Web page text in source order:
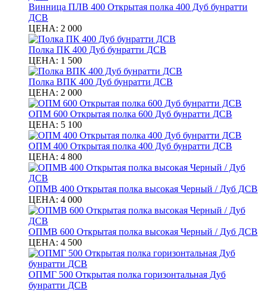
Винница ПЛВ 400 Открытая полка 400 Дуб бунратти
ДСВ
ЦЕНА: 2 000
Полка ПК 400 Дуб бунратти ДСВ
ЦЕНА: 1 500
Полка ВПК 400 Дуб бунратти ДСВ
ЦЕНА: 2 000
ОПМ 600 Открытая полка 600 Дуб бунратти ДСВ
ЦЕНА: 5 100
ОПМ 400 Открытая полка 400 Дуб бунратти ДСВ
ЦЕНА: 4 800
ОПМВ 400 Открытая полка высокая Черный / Дуб ДСВ
ЦЕНА: 4 000
ОПМВ 600 Открытая полка высокая Черный / Дуб ДСВ
ЦЕНА: 4 500
ОПМГ 500 Открытая полка горизонтальная Дуб
бунратти ДСВ